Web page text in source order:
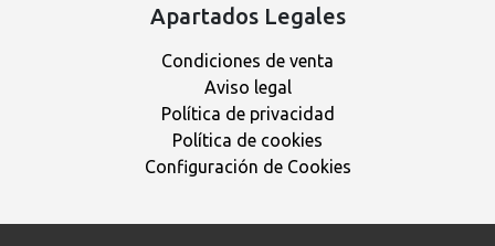
Apartados Legales
Condiciones de venta
Aviso legal
Política de privacidad
Política de cookies
Configuración de Cookies